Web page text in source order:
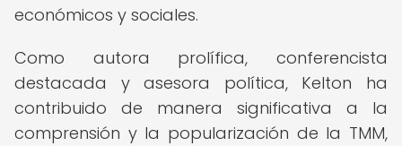
económicos y sociales.
Como autora prolífica, conferencista
destacada y asesora política, Kelton ha
contribuido de manera significativa a la
comprensión y la popularización de la TMM,